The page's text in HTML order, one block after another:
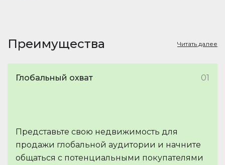
Преимущества Читать далее
Глобальный охват 01
Представьте свою недвижимость для
продажи глобальной аудитории и начните
общаться с потенциальными покупателями